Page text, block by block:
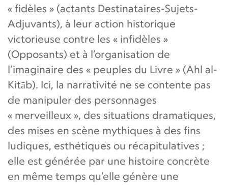
« fidèles » (actants Destinataires-Sujets-
Adjuvants), à leur action historique
victorieuse contre les « infidèles »
(Opposants) et à l’organisation de
l’imaginaire des « peuples du Livre » (Ahl al-
Kitāb). Ici, la narrativité ne se contente pas
de manipuler des personnages
« merveilleux », des situations dramatiques,
des mises en scène mythiques à des fins
ludiques, esthétiques ou récapitulatives ;
elle est générée par une histoire concrète
en même temps qu’elle génère une